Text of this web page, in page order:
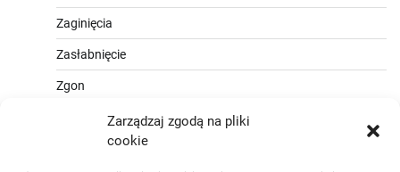
Zarządzaj zgodą na pliki
cookie
Zaginięcia
Zasłabnięcie
Zgon